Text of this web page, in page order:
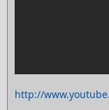
http://